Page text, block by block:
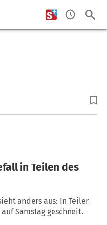
in Teilen des
anders aus: In Teilen
Samstag geschneit.